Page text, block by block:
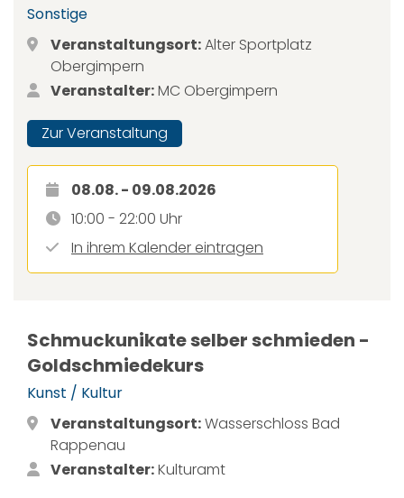
Sonstige
Veranstaltungsort:Alter Sportplatz
Obergimpern
Veranstalter:MC Obergimpern
Zur Veranstaltung
08.08. - 09.08.2026
10:00 - 22:00 Uhr
In ihrem Kalender eintragen
Schmuckunikate selber schmieden -
Goldschmiedekurs
Kunst / Kultur
Veranstaltungsort:Wasserschloss Bad
Rappenau
Veranstalter:Kulturamt